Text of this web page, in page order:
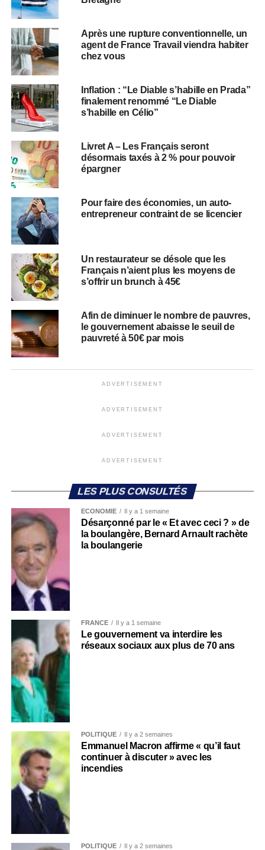
Après une rupture conventionnelle, un
agent de France Travail viendra habiter
chez vous
Inflation : “Le Diable s’habille en Prada”
finalement renommé “Le Diable
s’habille en Célio”
Livret A – Les Français seront
désormais taxés à 2 % pour pouvoir
épargner
Pour faire des économies, un auto-
entrepreneur contraint de se licencier
Un restaurateur se désole que les
Français n’aient plus les moyens de
s’offrir un brunch à 45€
Afin de diminuer le nombre de pauvres,
le gouvernement abaisse le seuil de
pauvreté à 50€ par mois
ADVERTISEMENT
ADVERTISEMENT
ADVERTISEMENT
ADVERTISEMENT
LES PLUS CONSULTÉS
ECONOMIE Il y a 1 semaine
Désarçonné par le « Et avec ceci ? » de
la boulangère, Bernard Arnault rachète
la boulangerie
FRANCE Il y a 1 semaine
Le gouvernement va interdire les
réseaux sociaux aux plus de 70 ans
POLITIQUE Il y a 2 semaines
Emmanuel Macron affirme « qu’il faut
continuer à discuter » avec les
incendies
POLITIQUE Il y a 2 semaines